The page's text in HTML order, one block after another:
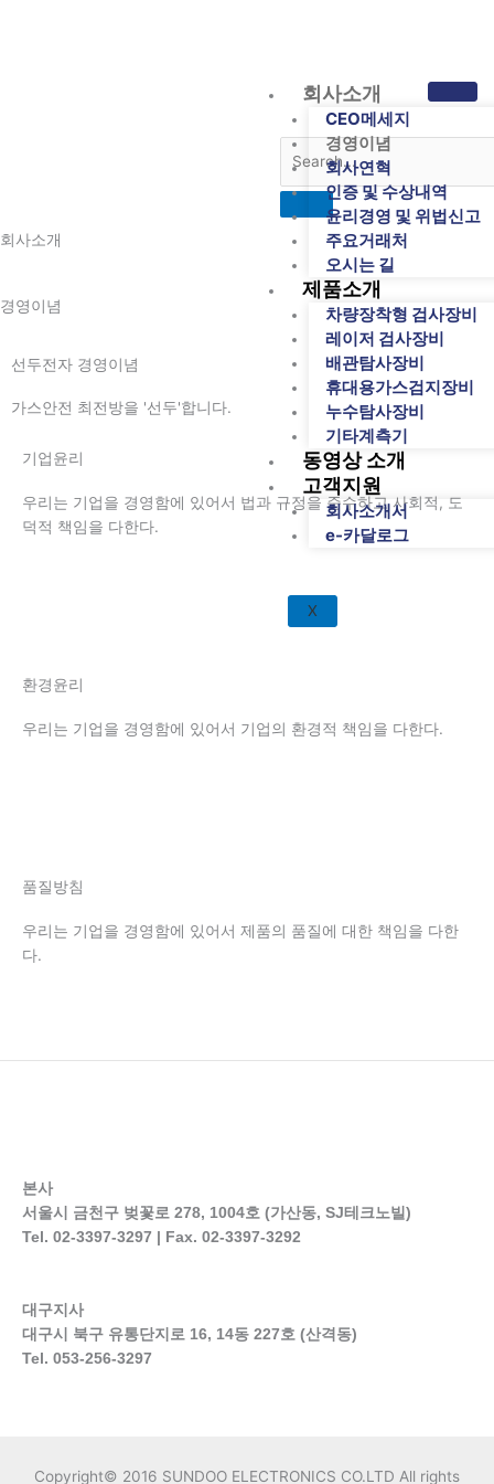
회사소개
CEO메세지
경영이념
회사연혁
인증 및 수상내역
윤리경영 및 위법신고
주요거래처
오시는 길
제품소개
차량장착형 검사장비
레이저 검사장비
배관탐사장비
휴대용가스검지장비
누수탐사장비
기타계측기
동영상 소개
고객지원
회사소개서
e-카달로그
X
회사소개
경영이념
선두전자 경영이념
가스안전 최전방을 '선두'합니다.
기업윤리
우리는 기업을 경영함에 있어서 법과 규정을 준수하고 사회적, 도
덕적 책임을 다한다.
환경윤리
우리는 기업을 경영함에 있어서 기업의 환경적 책임을 다한다.
품질방침
우리는 기업을 경영함에 있어서 제품의 품질에 대한 책임을 다한
다.
본사
서울시 금천구 벚꽃로 278, 1004호 (가산동, SJ테크노빌)
Tel. 02-3397-3297 | Fax. 02-3397-3292
대구지사
대구시 북구 유통단지로 16, 14동 227호 (산격동)
Tel. 053-256-3297
Copyright© 2016 SUNDOO ELECTRONICS CO.LTD All rights